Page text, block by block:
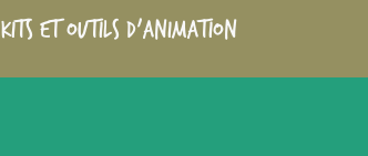
Kits et outils d'animation